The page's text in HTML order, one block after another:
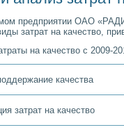
предприятии ОАО
затрат на качество,
на качество с 2009-
качества
затрат на качество